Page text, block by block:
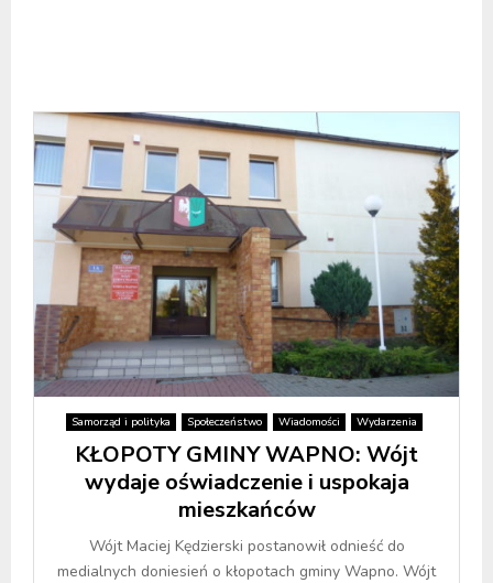
Samorząd i polityka Społeczeństwo Wiadomości Wydarzenia
KŁOPOTY GMINY WAPNO: Wójt
wydaje oświadczenie i uspokaja
mieszkańców
Wójt Maciej Kędzierski postanowił odnieść do
medialnych doniesień o kłopotach gminy Wapno. Wójt